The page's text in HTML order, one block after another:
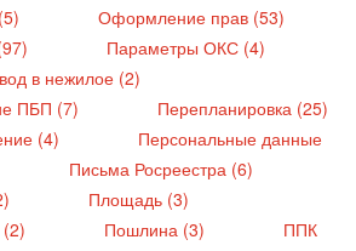
Оформление прав (53)
Параметры ОКС (4)
в нежилое (2)
ПБП (7)
Перепланировка (25)
(4)
Персональные данные
Письма Росреестра (6)
Площадь (3)
Пошлина (3)
ППК